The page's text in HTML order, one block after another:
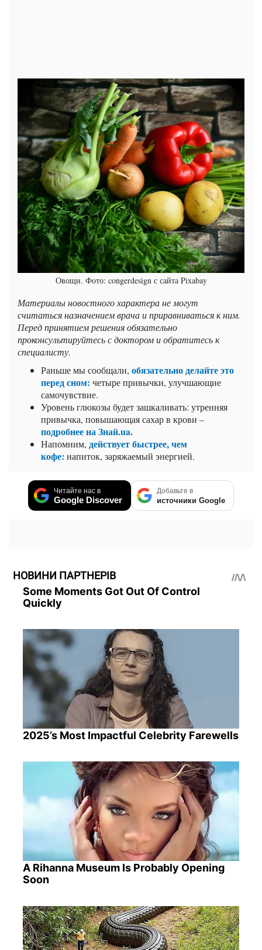
Овощи. Фото: congerdesign с сайта Pixabay
Материалы новостного характера не могут
считаться назначением врача и приравниваться к ним.
Перед принятием решения обязательно
проконсультируйтесь с доктором и обратитесь к
специалисту.
Раньше мы сообщали, обязательно делайте это
перед сном: четыре привычки, улучшающие
самочувствие.
Уровень глюкозы будет зашкаливать: утренняя
привычка, повышающая сахар в крови –
подробнее на Знай.ua.
Напомним, действует быстрее, чем
кофе: напиток, заряжаемый энергией.
Читайте нас в
Google Discover
Добавьте в
источники Google
НОВИНИ ПАРТНЕРІВ
Some Moments Got Out Of Control
Quickly
2025’s Most Impactful Celebrity Farewells
A Rihanna Museum Is Probably Opening
Soon